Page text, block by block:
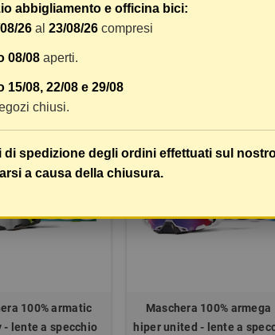
manica corta
45,90 € COMPRA
Maschera 100% accuri 2
100% armatic
- lente a specchio
Maschera 100% armega
hiper united - lente a
abbigliamento e officina bici:
26 al 23/08/26 compresi
08/08 aperti.
15/08, 22/08 e 29/08
chiusi.
di spedizione degli ordini effettuati sul
a causa della chiusura.